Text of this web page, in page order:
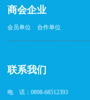
商会企业
会员单位 合作单位
联系我们
电 话：0898-68512393